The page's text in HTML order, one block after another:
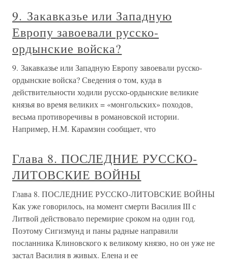
9. Закавказье или Западную
Европу завоевали русско-
ордынские войска?
9. Закавказье или Западную Европу завоевали русско-
ордынские войска? Сведения о том, куда в
действительности ходили русско-ордынские великие
князья во время великих = «монгольских» походов,
весьма противоречивы в романовской истории.
Например, Н.М. Карамзин сообщает, что
Глава 8. ПОСЛЕДНИЕ РУССКО-
ЛИТОВСКИЕ ВОЙНЫ
Глава 8. ПОСЛЕДНИЕ РУССКО-ЛИТОВСКИЕ ВОЙНЫ
Как уже говорилось, на момент смерти Василия ІІІ с
Литвой действовало перемирие сроком на один год.
Поэтому Сигизмунд и паны радные направили
посланника Клиновского к великому князю, но он уже не
застал Василия в живых. Елена и ее